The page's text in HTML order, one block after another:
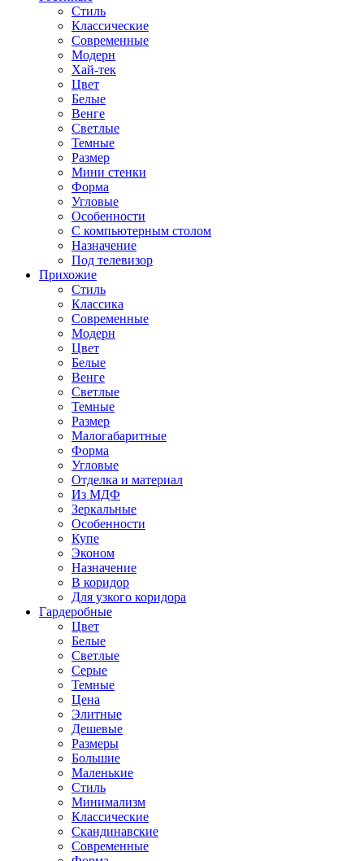
Стиль
Классические
Современные
Модерн
Хай-тек
Цвет
Белые
Венге
Светлые
Темные
Размер
Мини стенки
Форма
Угловые
Особенности
С компьютерным столом
Назначение
Под телевизор
Прихожие
Стиль
Классика
Современные
Модерн
Цвет
Белые
Венге
Светлые
Темные
Размер
Малогабаритные
Форма
Угловые
Отделка и материал
Из МДФ
Зеркальные
Особенности
Купе
Эконом
Назначение
В коридор
Для узкого коридора
Гардеробные
Цвет
Белые
Светлые
Серые
Темные
Цена
Элитные
Дешевые
Размеры
Большие
Маленькие
Стиль
Минимализм
Классические
Скандинавские
Современные